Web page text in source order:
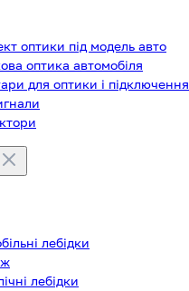
оптики під модель авто
оптика автомобіля
для оптики і підключення
лебідки
лебідки